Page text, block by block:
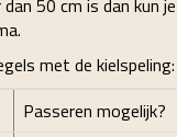
50 cm is dan kun
met de kielspeling:
Passeren mogelijk?